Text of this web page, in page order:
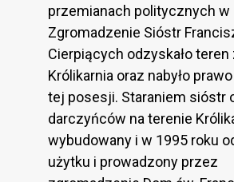
przemianach politycznych w
Zgromadzenie Sióstr
Cierpiących odzyskało teren
Królikarnia oraz nabyło
tej posesji. Staraniem sióstr
darczyńców na terenie
wybudowany i w 1995 roku
użytku i prowadzony przez